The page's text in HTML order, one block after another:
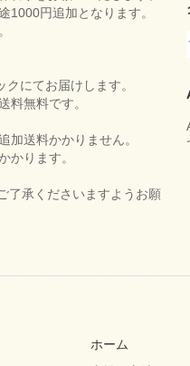
1000円追加となります。
にてお届けします。
料無料です。
加送料かかりません。
かります。
了承くださいますようお願
ホーム